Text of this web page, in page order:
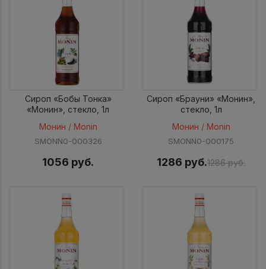
Сироп «Бобы Тонка»
«Монин», стекло, 1л
Монин / Monin
SMONN0-000326
1056 руб.
Сироп «Брауни» «Монин»,
стекло, 1л
Монин / Monin
SMONN0-000175
1286 руб.1286 руб.